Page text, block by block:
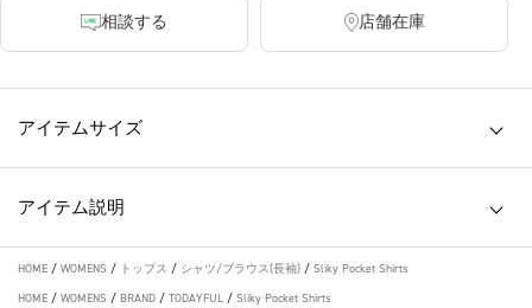
相談する 店舗在庫
アイテムサイズ
アイテム説明
HOME / WOMENS / トップス / シャツ/ブラウス(長袖) / Sliky Pocket Shirts
HOME / WOMENS / BRAND / TODAYFUL / Sliky Pocket Shirts